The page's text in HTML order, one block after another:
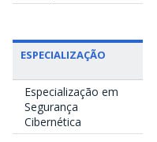
ESPECIALIZAÇÃO
Especialização em
Segurança
Cibernética